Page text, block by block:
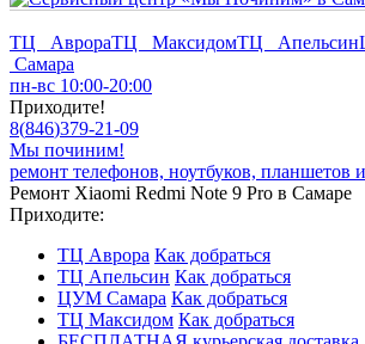
ТЦ АврораТЦ МаксидомТЦ Апельсин
Самара
пн-вс 10:00-20:00
Приходите!
8(846)379-21-09
Мы починим!
ремонт телефонов, ноутбуков, планшетов
Ремонт Xiaomi Redmi Note 9 Pro в Самаре
Приходите:
ТЦ Аврора Как добраться
ТЦ Апельсин Как добраться
ЦУМ Самара Как добраться
ТЦ Максидом Как добраться